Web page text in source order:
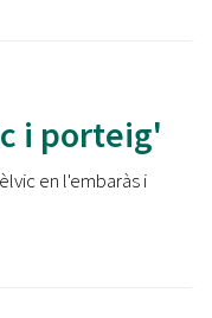
i porteig'
en l'embaràs i